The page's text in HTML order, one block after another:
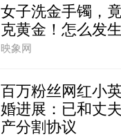
女子洗金手镯，
克黄金！怎么发
映象网
百万粉丝网红小
婚进展：已和丈
产分割协议